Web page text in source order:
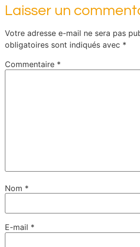
Laisser un
Votre adresse e-mail ne sera pas
obligatoires sont indiqués avec *
Commentaire *
Nom *
E-mail *